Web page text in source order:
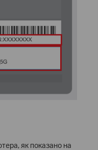
як показано на